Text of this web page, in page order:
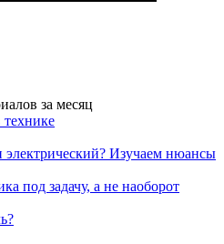
за месяц
Изучаем нюансы
под задачу, а не наоборот